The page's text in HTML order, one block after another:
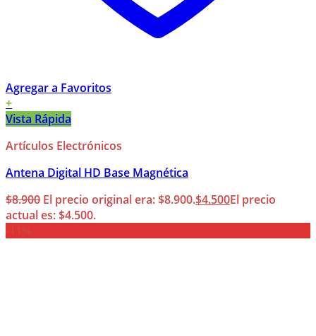
Agregar a Favoritos
+
Vista Rápida
Artículos Electrónicos
Antena Digital HD Base Magnética
$8.900 El precio original era: $8.900.$4.500El precio
actual es: $4.500.